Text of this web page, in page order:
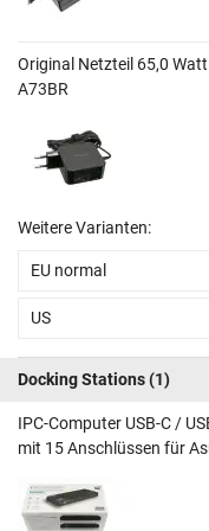
Original Netzteil 65,0
A73BR
Weitere Varianten:
EU normal
US
Docking Stations(1)
IPC-Computer USB-C /
mit 15 Anschlüssen für